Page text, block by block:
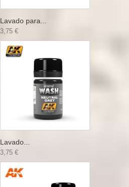
Lavado para...
3,75 €
Lavado...
3,75 €